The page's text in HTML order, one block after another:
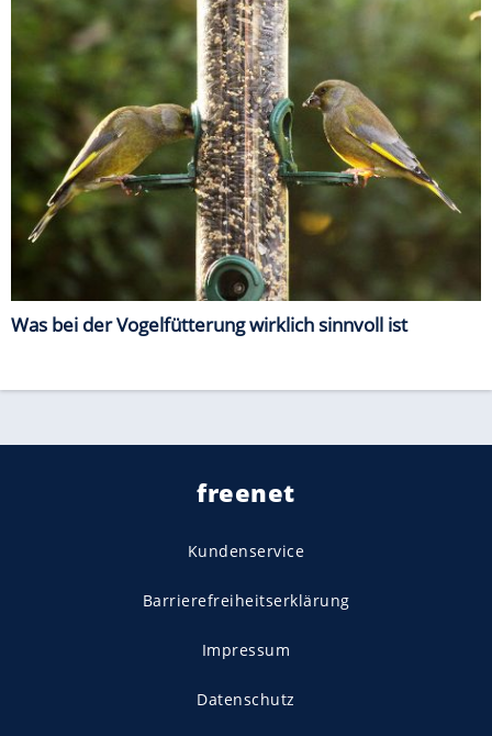
Was bei der Vogelfütterung wirklich sinnvoll ist
freenet
Kundenservice
Barrierefreiheitserklärung
Impressum
Datenschutz